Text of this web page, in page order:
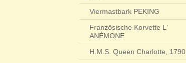
Viermastbark PEKING
Französische Korvette L‘
ANÉMONE
H.M.S. Queen Charlotte, 1790